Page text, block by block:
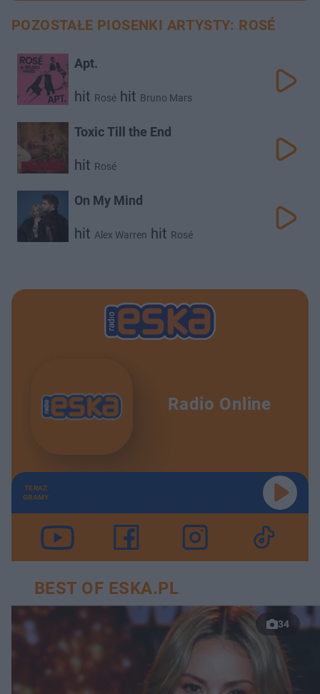
POZOSTAŁE PIOSENKI ARTYSTY: ROSÉ
Apt.
hit Rosé hit Bruno Mars
Toxic Till the End
hit Rosé
On My Mind
hit Alex Warren hit Rosé
Radio Online
TERAZ
GRAMY
BEST OF ESKA.PL
34